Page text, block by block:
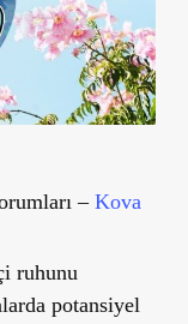
– Kova
ruhunu
potansiyel